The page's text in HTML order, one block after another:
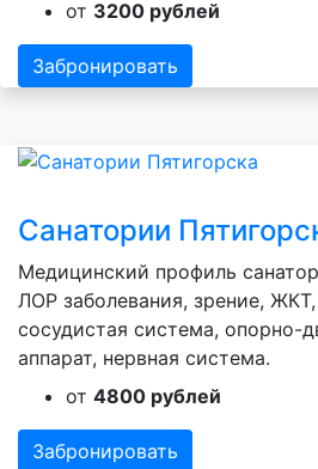
от 3200 рублей
Забронировать
Санатории
Медицинский профиль
ЛОР заболевания, зрение,
сосудистая система, опорно-
аппарат, нервная система.
от 4800 рублей
Забронировать